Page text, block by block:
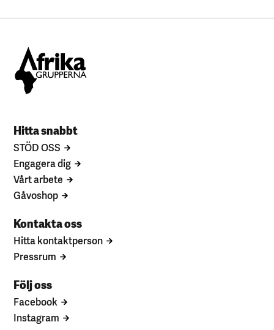
Hitta snabbt
STÖD OSS
Engagera dig
Vårt arbete
Gåvoshop
Kontakta oss
Hitta kontaktperson
Pressrum
Följ oss
Facebook
Instagram